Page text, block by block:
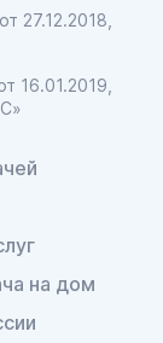
от 27.12.2018,
16.01.2019,
на дом